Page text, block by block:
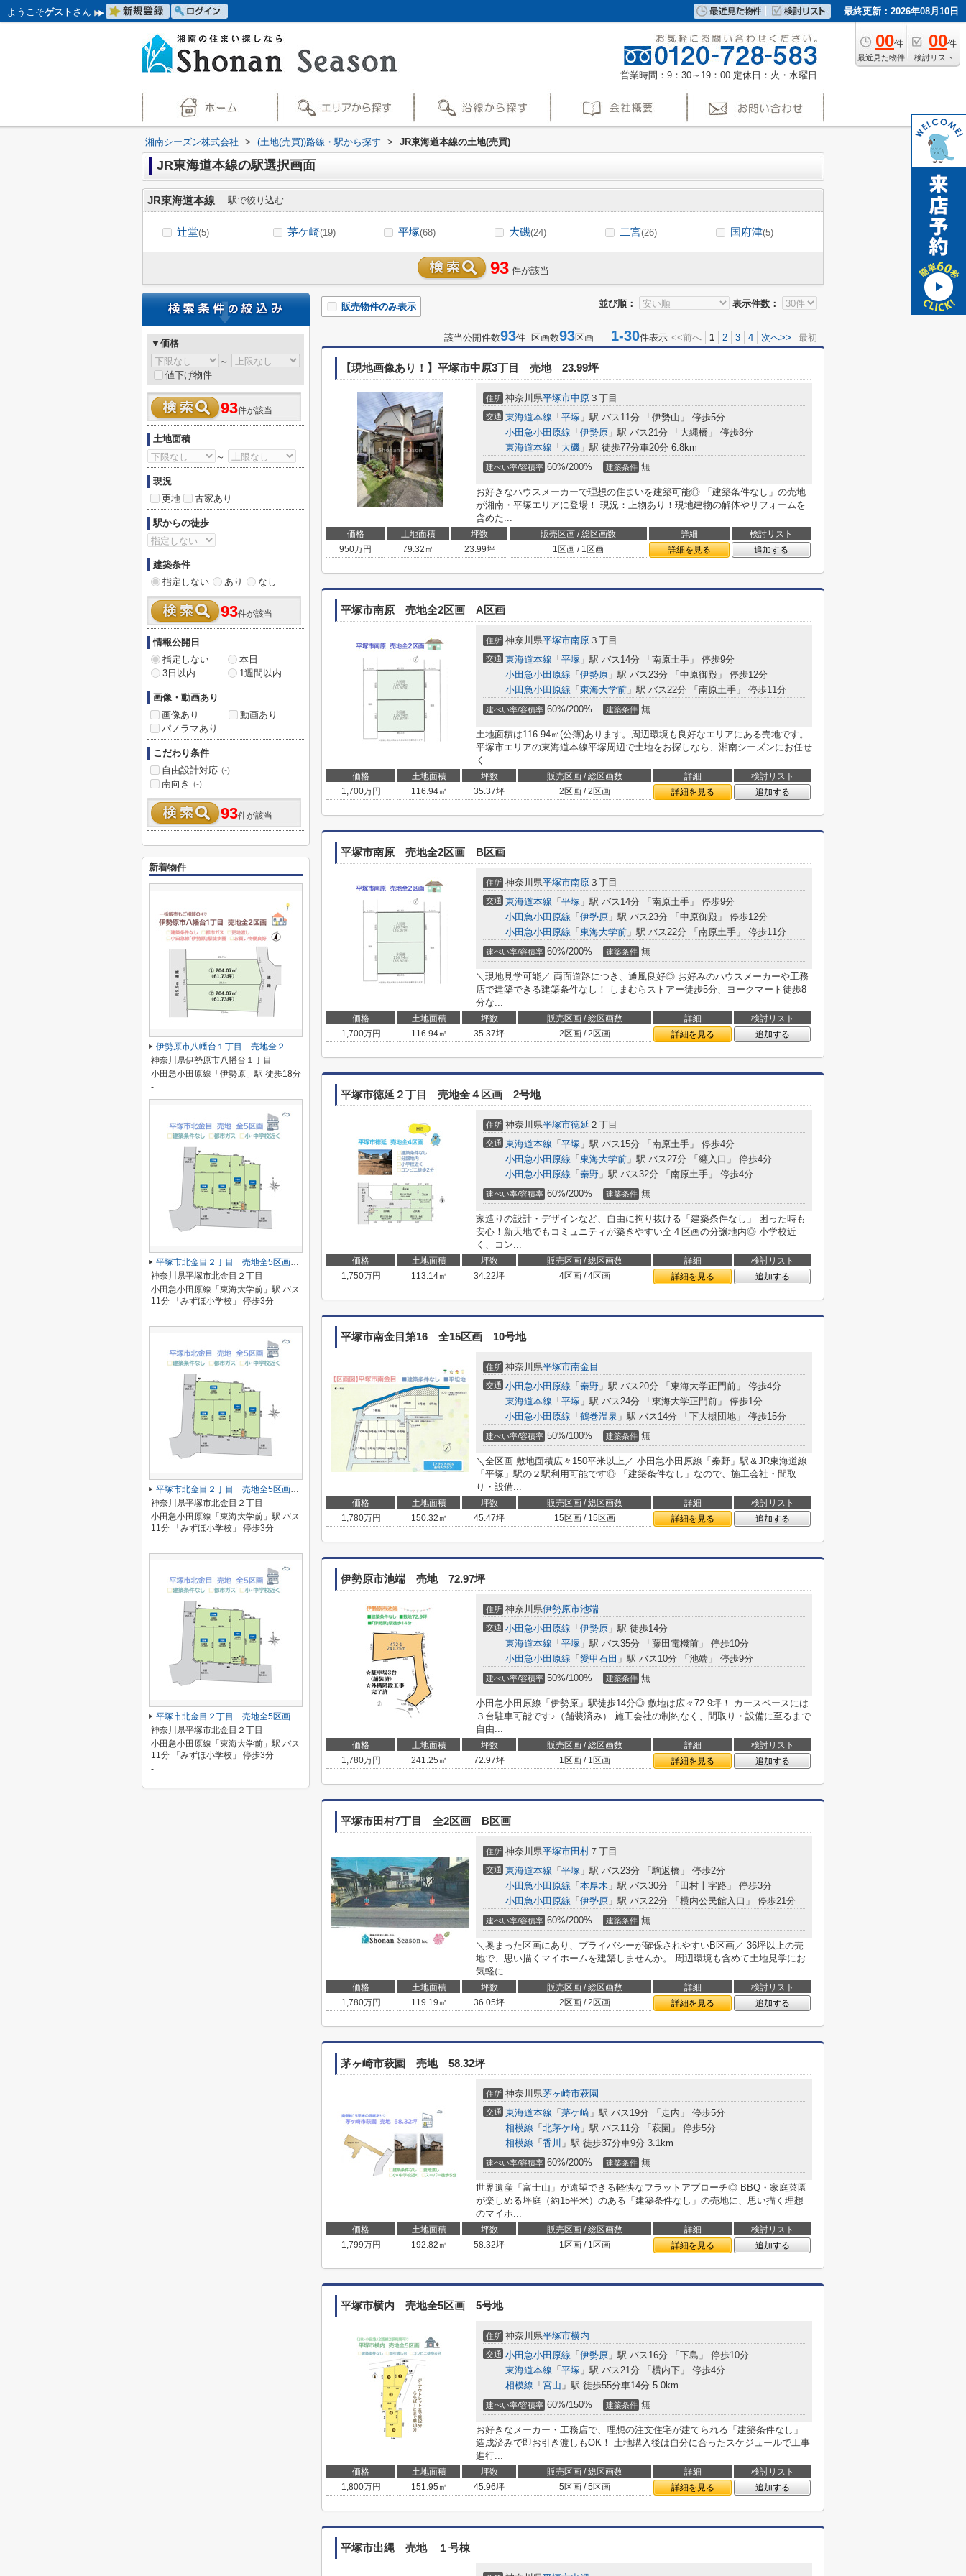
ようこそゲスト さん 最終更新：2026年08月10日
00件
最近見た物件
00件
検討リスト
営業時間：9：30～19：00 定休日：火・水曜日
湘南シーズン株式会社 > (土地(売買))路線・駅から探す > JR東海道本線の土地(売買)
JR東海道本線の駅選択画面
JR東海道本線 駅で絞り込む
辻堂(5) 茅ケ崎(19) 平塚(68) 大磯(24) 二宮(26) 国府津(5)
93 件が該当
並び順： 表示件数：
販売物件のみ表示
該当公開件数93件 区画数93区画 1-30件表示 <<前へ 1 2 3 4 次へ>> 最初
【現地画像あり！】平塚市中原3丁目 売地 23.99坪
住所 神奈川県平塚市中原 ３丁目
交通 東海道本線 「 平塚 」駅 バス11分 「伊勢山」 停歩5分
小田急小田原線 「 伊勢原 」駅 バス21分 「大縄橋」 停歩8分
東海道本線 「 大磯 」駅 徒歩77分車20分 6.8km
建ぺい率/容積率 60%/200% 建築条件 無
お好きなハウスメーカーで理想の住まいを建築可能◎ 「建築条件なし」の売地
が湘南・平塚エリアに登場！ 現況：上物あり！現地建物の解体やリフォームを
含めた...
価格 土地面積 坪数 販売区画 / 総区画数 詳細
検討リスト
950万円 79.32㎡ 23.99坪 1区画 / 1区画 詳細を見る 追加する
平塚市南原 売地全2区画 A区画
住所 神奈川県平塚市南原 ３丁目
交通 東海道本線 「 平塚 」駅 バス14分 「南原土手」 停歩9分
小田急小田原線 「 伊勢原 」駅 バス23分 「中原御殿」 停歩12分
小田急小田原線 「 東海大学前 」駅 バス22分 「南原土手」 停歩11分
建ぺい率/容積率 60%/200% 建築条件 無
土地面積は116.94㎡(公簿)あります。周辺環境も良好なエリアにある売地です。
平塚市エリアの東海道本線平塚周辺で土地をお探しなら、湘南シーズンにお任せ
く...
価格 土地面積 坪数 販売区画 / 総区画数 詳細
検討リスト
1,700万円 116.94㎡ 35.37坪 2区画 / 2区画 詳細を見る 追加する
平塚市南原 売地全2区画 B区画
住所 神奈川県平塚市南原 ３丁目
交通 東海道本線 「 平塚 」駅 バス14分 「南原土手」 停歩9分
小田急小田原線 「 伊勢原 」駅 バス23分 「中原御殿」 停歩12分
小田急小田原線 「 東海大学前 」駅 バス22分 「南原土手」 停歩11分
建ぺい率/容積率 60%/200% 建築条件 無
＼現地見学可能／ 両面道路につき、通風良好◎ お好みのハウスメーカーや工務
店で建築できる建築条件なし！ しまむらストアー徒歩5分、ヨークマート徒歩8
分な...
価格 土地面積 坪数 販売区画 / 総区画数 詳細
検討リスト
1,700万円 116.94㎡ 35.37坪 2区画 / 2区画 詳細を見る 追加する
平塚市徳延２丁目 売地全４区画 2号地
住所 神奈川県平塚市徳延 ２丁目
交通 東海道本線 「 平塚 」駅 バス15分 「南原土手」 停歩4分
小田急小田原線 「 東海大学前 」駅 バス27分 「纒入口」 停歩4分
小田急小田原線 「 秦野 」駅 バス32分 「南原土手」 停歩4分
建ぺい率/容積率 60%/200% 建築条件 無
家造りの設計・デザインなど、自由に拘り抜ける「建築条件なし」 困った時も
安心！新天地でもコミュニティが築きやすい全４区画の分譲地内◎ 小学校近
く、コン...
価格 土地面積 坪数 販売区画 / 総区画数 詳細
検討リスト
1,750万円 113.14㎡ 34.22坪 4区画 / 4区画 詳細を見る 追加する
平塚市南金目第16 全15区画 10号地
住所 神奈川県平塚市南金目
交通 小田急小田原線 「 秦野 」駅 バス20分 「東海大学正門前」 停歩4分
東海道本線 「 平塚 」駅 バス24分 「東海大学正門前」 停歩1分
小田急小田原線 「 鶴巻温泉 」駅 バス14分 「下大槻団地」 停歩15分
建ぺい率/容積率 50%/100% 建築条件 無
＼全区画 敷地面積広々150平米以上／ 小田急小田原線「秦野」駅＆JR東海道線
「平塚」駅の２駅利用可能です◎ 「建築条件なし」なので、施工会社・間取
り・設備...
価格 土地面積 坪数 販売区画 / 総区画数 詳細
検討リスト
1,780万円 150.32㎡ 45.47坪 15区画 / 15区画 詳細を見る 追加する
伊勢原市池端 売地 72.97坪
住所 神奈川県伊勢原市池端
交通 小田急小田原線 「 伊勢原 」駅 徒歩14分
東海道本線 「 平塚 」駅 バス35分 「藤田電機前」 停歩10分
小田急小田原線 「 愛甲石田 」駅 バス10分 「池端」 停歩9分
建ぺい率/容積率 50%/100% 建築条件 無
小田急小田原線「伊勢原」駅徒歩14分◎ 敷地は広々72.9坪！ カースペースには
３台駐車可能です♪（舗装済み） 施工会社の制約なく、間取り・設備に至るまで
自由...
価格 土地面積 坪数 販売区画 / 総区画数 詳細
検討リスト
1,780万円 241.25㎡ 72.97坪 1区画 / 1区画 詳細を見る 追加する
平塚市田村7丁目 全2区画 B区画
住所 神奈川県平塚市田村 ７丁目
交通 東海道本線 「 平塚 」駅 バス23分 「駒返橋」 停歩2分
小田急小田原線 「 本厚木 」駅 バス30分 「田村十字路」 停歩3分
小田急小田原線 「 伊勢原 」駅 バス22分 「横内公民館入口」 停歩21分
建ぺい率/容積率 60%/200% 建築条件 無
＼奥まった区画にあり、プライバシーが確保されやすいB区画／ 36坪以上の売
地で、思い描くマイホームを建築しませんか。 周辺環境も含めて土地見学にお
気軽に...
価格 土地面積 坪数 販売区画 / 総区画数 詳細
検討リスト
1,780万円 119.19㎡ 36.05坪 2区画 / 2区画 詳細を見る 追加する
茅ヶ崎市萩園 売地 58.32坪
住所 神奈川県茅ヶ崎市萩園
交通 東海道本線 「 茅ケ崎 」駅 バス19分 「走内」 停歩5分
相模線 「 北茅ケ崎 」駅 バス11分 「萩園」 停歩5分
相模線 「 香川 」駅 徒歩37分車9分 3.1km
建ぺい率/容積率 60%/200% 建築条件 無
世界遺産「富士山」が遠望できる軽快なフラットアプローチ◎ BBQ・家庭菜園
が楽しめる坪庭（約15平米）のある「建築条件なし」の売地に、思い描く理想
のマイホ...
価格 土地面積 坪数 販売区画 / 総区画数 詳細
検討リスト
1,799万円 192.82㎡ 58.32坪 1区画 / 1区画 詳細を見る 追加する
平塚市横内 売地全5区画 5号地
住所 神奈川県平塚市横内
交通 小田急小田原線 「 伊勢原 」駅 バス16分 「下島」 停歩10分
東海道本線 「 平塚 」駅 バス21分 「横内下」 停歩4分
相模線 「 宮山 」駅 徒歩55分車14分 5.0km
建ぺい率/容積率 60%/150% 建築条件 無
お好きなメーカー・工務店で、理想の注文住宅が建てられる「建築条件なし」
造成済みで即お引き渡しもOK！ 土地購入後は自分に合ったスケジュールで工事
進行...
価格 土地面積 坪数 販売区画 / 総区画数 詳細
検討リスト
1,800万円 151.95㎡ 45.96坪 5区画 / 5区画 詳細を見る 追加する
平塚市出縄 売地 １号棟
▼価格
～
値下げ物件
93件が該当
土地面積
～
現況
更地
古家あり
駅からの徒歩
建築条件
指定しない
あり なし
93件が該当
情報公開日
指定しない
本日
3日以内
1週間以内
画像・動画あり
画像あり
動画あり
パノラマあり
こだわり条件
自由設計対応 (-)
南向き (-)
93件が該当
新着物件
伊勢原市八幡台１丁目 売地全２区画 １号地
神奈川県伊勢原市八幡台１丁目
小田急小田原線「伊勢原」駅 徒歩18分
-
平塚市北金目２丁目 売地全5区画 2号地
神奈川県平塚市北金目２丁目
小田急小田原線「東海大学前」駅 バス
11分 「みずほ小学校」 停歩3分
-
平塚市北金目２丁目 売地全5区画 １号地
神奈川県平塚市北金目２丁目
小田急小田原線「東海大学前」駅 バス
11分 「みずほ小学校」 停歩3分
-
平塚市北金目２丁目 売地全5区画 5号地
神奈川県平塚市北金目２丁目
小田急小田原線「東海大学前」駅 バス
11分 「みずほ小学校」 停歩3分
-